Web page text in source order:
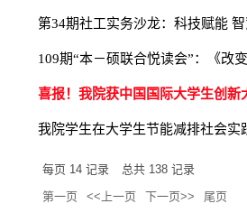
第34期社工实务沙龙：科技赋能
109期“本－硕联合悦读会”：《改
喜报！我院获中国国际大学生创新
我院学生在大学生节能减排社会实
每页 14 记录 总共 138 记录
第一页
<<上一页 下一页>>
尾页